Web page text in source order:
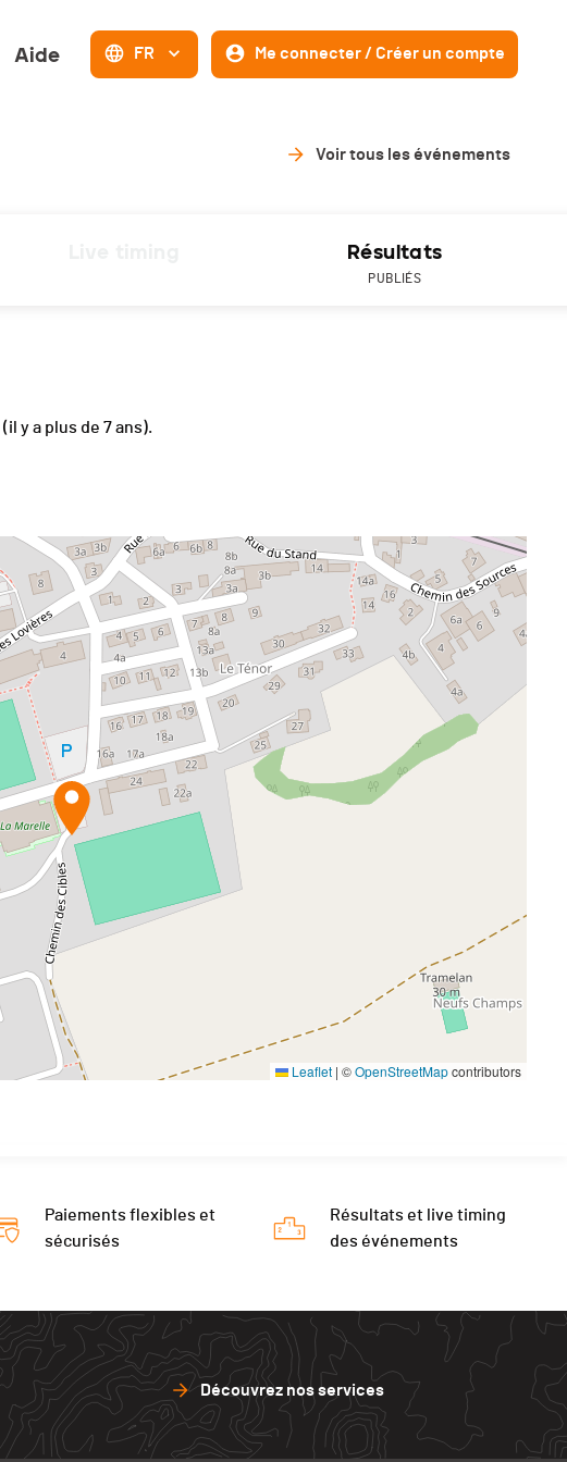
Aide FR Me connecter / Créer un compte
Voir tous les événements
Résultats
PUBLIÉS
(il y a plus de 7 ans).
Leaflet | ©OpenStreetMapcontributors
Paiements flexibles et
sécurisés
Résultats et live timing
des événements
Découvrez nos services